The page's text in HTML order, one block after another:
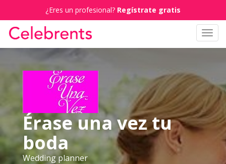
¿Eres un profesional? Regístrate gratis
Érase una vez tu
boda
Wedding planner